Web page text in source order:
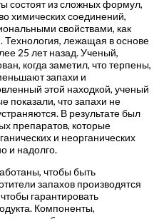
состоят из сложных формул,
химических соединений,
свойствами, как
Технология, лежащая в основе
25 лет назад. Ученый,
когда заметил, что терпены,
запахи и
этой находкой, ученый
показали, что запахи не
В результате был
препаратов, которые
и неорганических
и надолго.
чтобы быть
запахов производятся
гарантировать
Компоненты,